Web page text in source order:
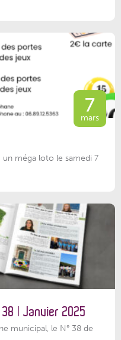
7
mars
un méga loto le samedi 7
| Janvier 2025
municipal, le N° 38 de